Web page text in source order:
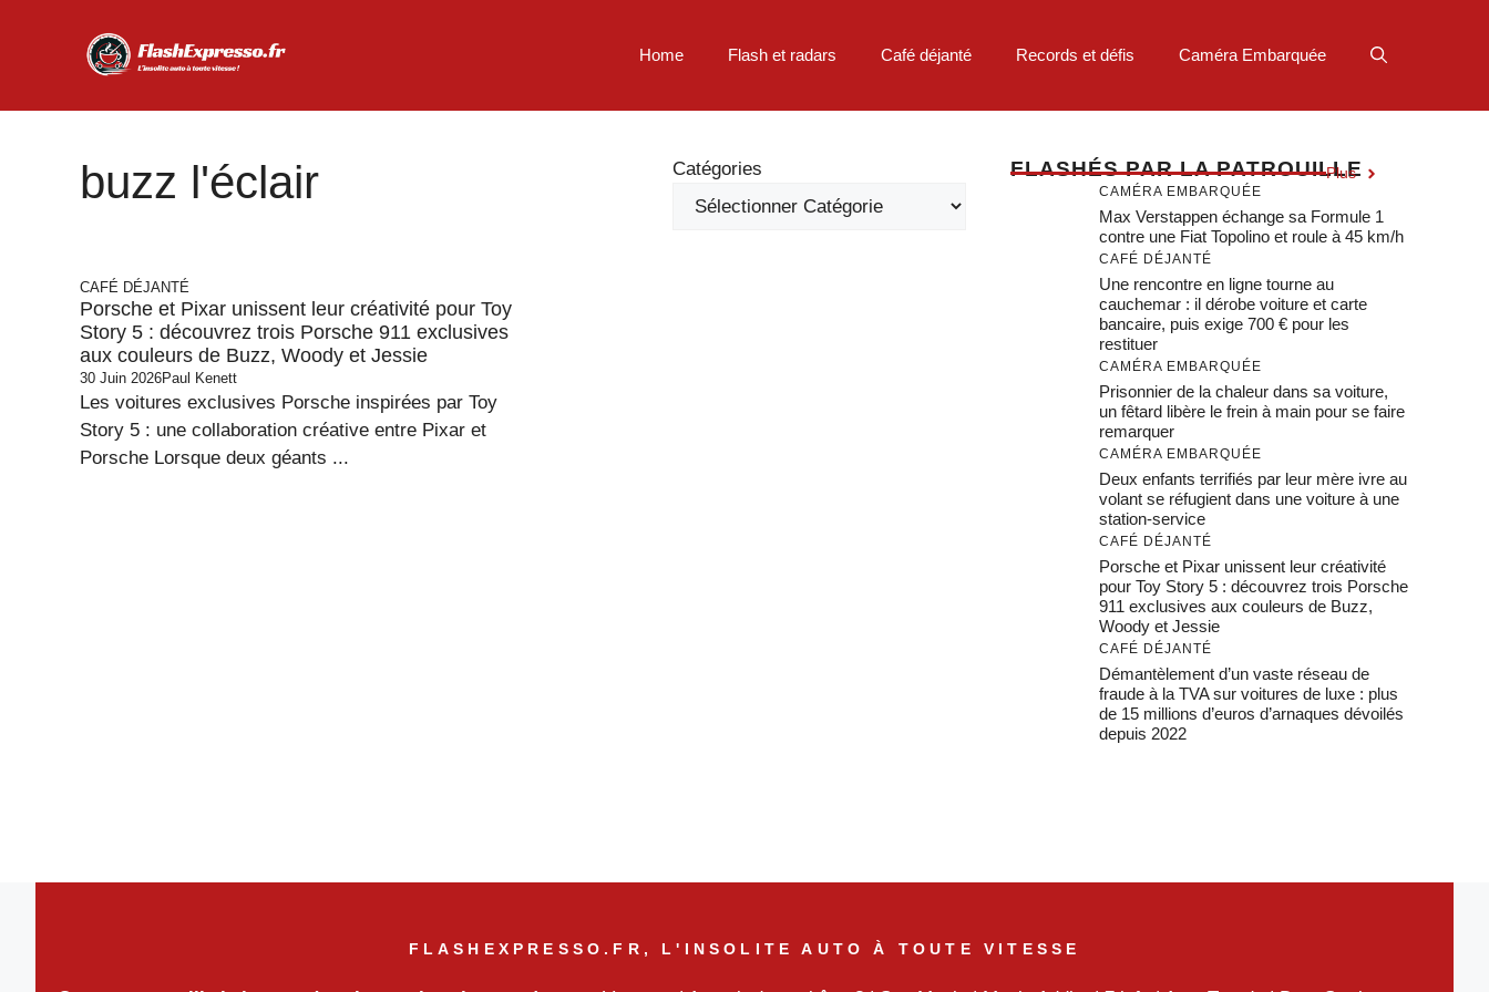
Home Flash et radars Café déjanté Records et défis Caméra Embarquée
buzz l'éclair Catégories
CAFÉ DÉJANTÉ
Porsche et Pixar unissent leur créativité pour Toy
Story 5 : découvrez trois Porsche 911 exclusives
aux couleurs de Buzz, Woody et Jessie
30 Juin 2026Paul Kenett
Les voitures exclusives Porsche inspirées par Toy
Story 5 : une collaboration créative entre Pixar et
Porsche Lorsque deux géants ...
FLASHÉS PAR LA PATROUILLE
Plus
CAMÉRA EMBARQUÉE
Max Verstappen échange sa Formule 1
contre une Fiat Topolino et roule à 45 km/h
CAFÉ DÉJANTÉ
Une rencontre en ligne tourne au
cauchemar : il dérobe voiture et carte
bancaire, puis exige 700 € pour les
restituer
CAMÉRA EMBARQUÉE
Prisonnier de la chaleur dans sa voiture,
un fêtard libère le frein à main pour se faire
remarquer
CAMÉRA EMBARQUÉE
Deux enfants terrifiés par leur mère ivre au
volant se réfugient dans une voiture à une
station-service
CAFÉ DÉJANTÉ
Porsche et Pixar unissent leur créativité
pour Toy Story 5 : découvrez trois Porsche
911 exclusives aux couleurs de Buzz,
Woody et Jessie
CAFÉ DÉJANTÉ
Démantèlement d’un vaste réseau de
fraude à la TVA sur voitures de luxe : plus
de 15 millions d’euros d’arnaques dévoilés
depuis 2022
FLASHEXPRESSO.FR, L'INSOLITE AUTO À TOUTE VITESSE